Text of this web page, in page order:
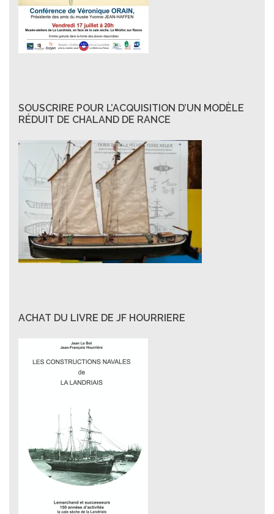
SOUSCRIRE POUR L’ACQUISITION D’UN MODÈLE
RÉDUIT DE CHALAND DE RANCE
ACHAT DU LIVRE DE JF HOURRIERE